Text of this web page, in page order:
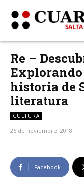
Re –
historia de
literatura
CULTURA
26 de noviembre, 2018
Facebook